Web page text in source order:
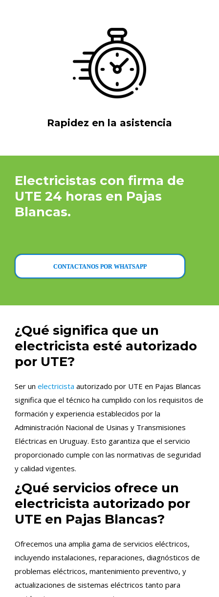
Rapidez en la asistencia
Electricistas con firma de
UTE 24 horas en Pajas
Blancas.
CONTACTANOS POR WHATSAPP
¿Qué significa que un
electricista esté autorizado
por UTE?
Ser un electricista autorizado por UTE en Pajas Blancas
significa que el técnico ha cumplido con los requisitos de
formación y experiencia establecidos por la
Administración Nacional de Usinas y Transmisiones
Eléctricas en Uruguay. Esto garantiza que el servicio
proporcionado cumple con las normativas de seguridad
y calidad vigentes.
¿Qué servicios ofrece un
electricista autorizado por
UTE en Pajas Blancas?
Ofrecemos una amplia gama de servicios eléctricos,
incluyendo instalaciones, reparaciones, diagnósticos de
problemas eléctricos, mantenimiento preventivo, y
actualizaciones de sistemas eléctricos tanto para